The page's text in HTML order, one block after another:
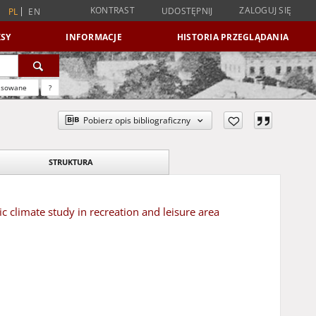
PL EN KONTRAST UDOSTĘPNIJ ZALOGUJ SIĘ
INFORMACJE HISTORIA PRZEGLĄDANIA
?
Pobierz opis bibliograficzny
STRUKTURA
climate study in recreation and leisure area